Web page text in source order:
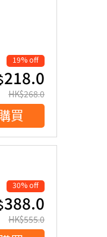
19% off
218.0
HK$268.0
買
30% off
388.0
HK$555.0